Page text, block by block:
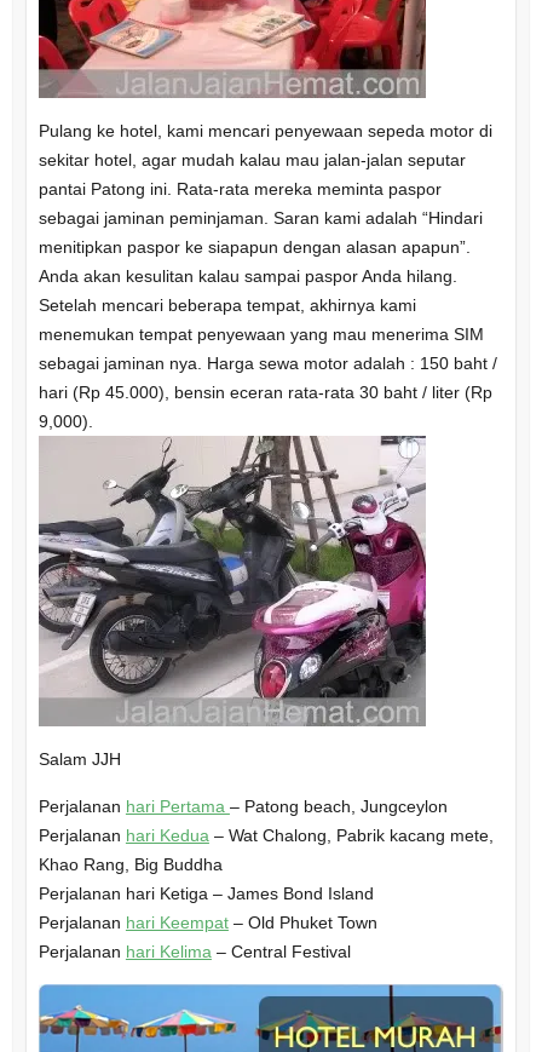
Pulang ke hotel, kami mencari penyewaan sepeda motor di
sekitar hotel, agar mudah kalau mau jalan-jalan seputar
pantai Patong ini. Rata-rata mereka meminta paspor
sebagai jaminan peminjaman. Saran kami adalah “Hindari
menitipkan paspor ke siapapun dengan alasan apapun”.
Anda akan kesulitan kalau sampai paspor Anda hilang.
Setelah mencari beberapa tempat, akhirnya kami
menemukan tempat penyewaan yang mau menerima SIM
sebagai jaminan nya. Harga sewa motor adalah : 150 baht /
hari (Rp 45.000), bensin eceran rata-rata 30 baht / liter (Rp
9,000).
Salam JJH
Perjalanan hari Pertama – Patong beach, Jungceylon
Perjalanan hari Kedua – Wat Chalong, Pabrik kacang mete,
Khao Rang, Big Buddha
Perjalanan hari Ketiga – James Bond Island
Perjalanan hari Keempat– Old Phuket Town
Perjalanan hari Kelima – Central Festival